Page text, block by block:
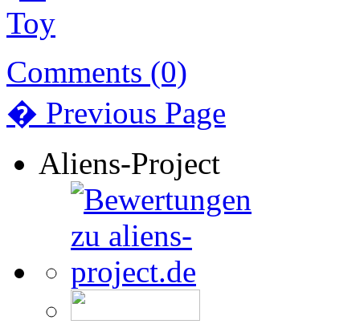
Comments (0)
� Previous Page
Aliens-Project